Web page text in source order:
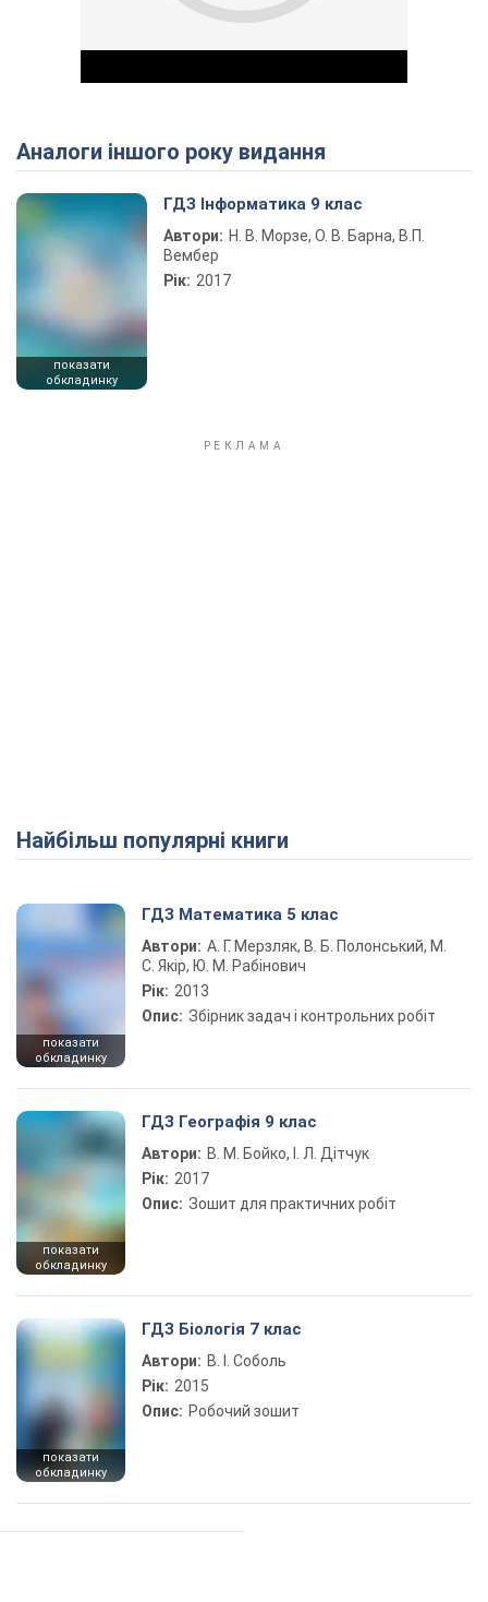
Play Video
Аналоги іншого року видання
показати
обкладинку
ГДЗ Інформатика 9 клас
Автори: Н. В. Морзе, О. В. Барна, В.П.
Вембер
Рік: 2017
Найбільш популярні книги
показати
обкладинку
ГДЗ Математика 5 клас
Автори: А. Г. Мерзляк, В. Б. Полонський, М.
С. Якір, Ю. М. Рабінович
Рік: 2013
Опис: Збірник задач і контрольних робіт
показати
обкладинку
ГДЗ Географія 9 клас
Автори: В. М. Бойко, І. Л. Дітчук
Рік: 2017
Опис: Зошит для практичних робіт
показати
обкладинку
ГДЗ Біологія 7 клас
Автори: В. І. Соболь
Рік: 2015
Опис: Робочий зошит